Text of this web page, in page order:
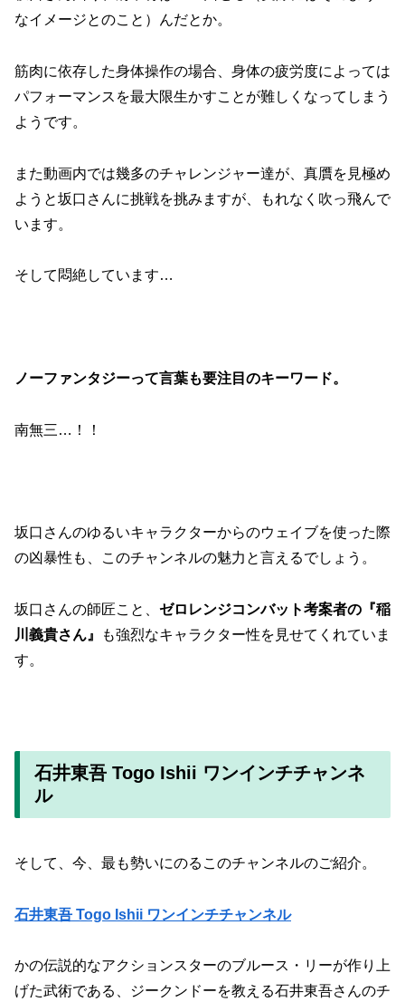
なイメージとのこと）んだとか。
筋肉に依存した身体操作の場合、身体の疲労度によっては
パフォーマンスを最大限生かすことが難しくなってしまう
ようです。
また動画内では幾多のチャレンジャー達が、真贋を見極め
ようと坂口さんに挑戦を挑みますが、もれなく吹っ飛んで
います。
そして悶絶しています…
ノーファンタジーって言葉も要注目のキーワード。
南無三…！！
坂口さんのゆるいキャラクターからのウェイブを使った際
の凶暴性も、このチャンネルの魅力と言えるでしょう。
坂口さんの師匠こと、 ゼロレンジコンバット考案者の『稲
川義貴さん』
も強烈なキャラクター性を見せてくれていま
す。
石井東吾 Togo Ishii ワンインチチャンネ
ル
そして、今、最も勢いにのるこのチャンネルのご紹介。
石井東吾 Togo Ishii ワンインチチャンネル
かの伝説的なアクションスターのブルース・リーが作り上
げた武術である、ジークンドーを教える石井東吾さんのチ